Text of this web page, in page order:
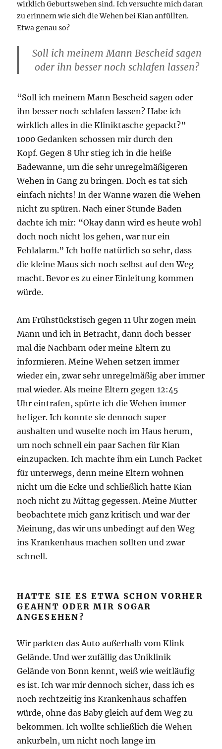
wirklich Geburtswehen sind. Ich versuchte mich daran
zu erinnern wie sich die Wehen bei Kian anfüllten.
Etwa genau so?
Soll ich meinem Mann Bescheid sagen
oder ihn besser noch schlafen lassen?
“Soll ich meinem Mann Bescheid sagen oder
ihn besser noch schlafen lassen? Habe ich
wirklich alles in die Kliniktasche gepackt?”
1000 Gedanken schossen mir durch den
Kopf. Gegen 8 Uhr stieg ich in die heiße
Badewanne, um die sehr unregelmäßigeren
Wehen in Gang zu bringen. Doch es tat sich
einfach nichts! In der Wanne waren die Wehen
nicht zu spüren. Nach einer Stunde Baden
dachte ich mir: “Okay dann wird es heute wohl
doch noch nicht los gehen, war nur ein
Fehlalarm.” Ich hoffe natürlich so sehr, dass
die kleine Maus sich noch selbst auf den Weg
macht. Bevor es zu einer Einleitung kommen
würde.
Am Frühstückstisch gegen 11 Uhr zogen mein
Mann und ich in Betracht, dann doch besser
mal die Nachbarn oder meine Eltern zu
informieren. Meine Wehen setzen immer
wieder ein, zwar sehr unregelmäßig aber immer
mal wieder. Als meine Eltern gegen 12:45
Uhr eintrafen, spürte ich die Wehen immer
hefiger. Ich konnte sie dennoch super
aushalten und wuselte noch im Haus herum,
um noch schnell ein paar Sachen für Kian
einzupacken. Ich machte ihm ein Lunch Packet
für unterwegs, denn meine Eltern wohnen
nicht um die Ecke und schließlich hatte Kian
noch nicht zu Mittag gegessen. Meine Mutter
beobachtete mich ganz kritisch und war der
Meinung, das wir uns unbedingt auf den Weg
ins Krankenhaus machen sollten und zwar
schnell.
HATTE SIE ES ETWA SCHON VORHER
GEAHNT ODER MIR SOGAR
ANGESEHEN?
Wir parkten das Auto außerhalb vom Klink
Gelände. Und wer zufällig das Uniklinik
Gelände von Bonn kennt, weiß wie weitläufig
es ist. Ich war mir dennoch sicher, dass ich es
noch rechtzeitig ins Krankenhaus schaffen
würde, ohne das Baby gleich auf dem Weg zu
bekommen. Ich wollte schließlich die Wehen
ankurbeln, um nicht noch lange im